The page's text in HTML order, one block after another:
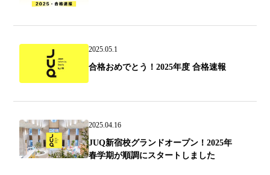
2025.05.1
合格おめでとう！2025年度 合格速報
2025.04.16
JUQ新宿校グランドオープン！2025年
春学期が順調にスタートしました